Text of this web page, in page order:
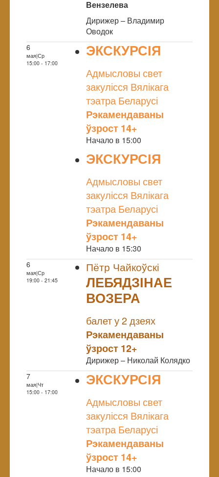
Вензелева
Дирижер – Владимир
Оводок
6
мая|Ср
15:00 - 17:00
ЭКСКУРСІЯ
Адмысловы свет
закулісся Вялікага
тэатра Беларусі
Рэкамендаваны
ўзрост 14+
Начало в 15:00
ЭКСКУРСІЯ
Адмысловы свет
закулісся Вялікага
тэатра Беларусі
Рэкамендаваны
ўзрост 14+
Начало в 15:30
6
мая|Ср
19:00 - 21:45
Пётр Чайкоўскі
ЛЕБЯДЗІНАЕ
ВОЗЕРА
балет у 2 дзеях
Рэкамендаваны
ўзрост 12+
Дирижер – Николай Колядко
7
мая|Чт
15:00 - 17:00
ЭКСКУРСІЯ
Адмысловы свет
закулісся Вялікага
тэатра Беларусі
Рэкамендаваны
ўзрост 14+
Начало в 15:00